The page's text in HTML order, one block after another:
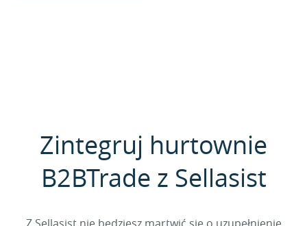
Zintegruj hurtownie
B2BTrade z Sellasist